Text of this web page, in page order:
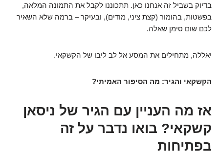
בדיוק בשביל זה אנחנו כאן. תתכוננו לקבל את התמונה המלאה,
בפשטות, בהומור (קצת ציני, מודים), ובעיקר – ברמה שלא השאיר
לכם שום סימן שאלה.
יאללה, מתחילים את המסע אל לב ליבו של הקשקאי.
הקשקאי והגיר: מה הסיפור האמיתי?
אז מה העניין עם הגיר של ניסאן
קשקאי? בואו נדבר על זה
בפתיחות